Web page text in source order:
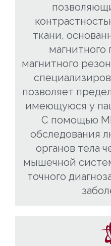
ткани,
магнитного
магнитного
позволяет
имеющуюся у
C помощью
обследования
органов тела
мышечной
точного